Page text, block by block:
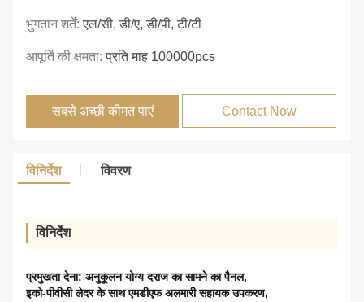
भुगतान शर्तें:एल/सी, डी/ए, डी/पी, टी/टी
आपूर्ति की क्षमता:प्रति माह 100000pcs
सबसे अच्छी कीमत पाएं Contact Now
विनिर्देश विवरण
विनिर्देश
प्रमुखता देना: अनुकूलन योग्य दराज का सामने का पैनल,
इको-पीवीसी लेदर के साथ एमडीएफ अलमारी सहायक उपकरण,